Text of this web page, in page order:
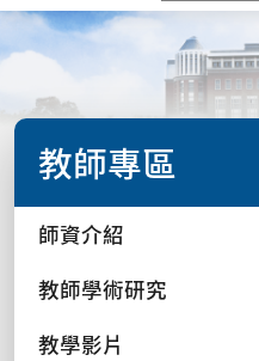
教師專區
師資介紹
教師學術研究
教學影片